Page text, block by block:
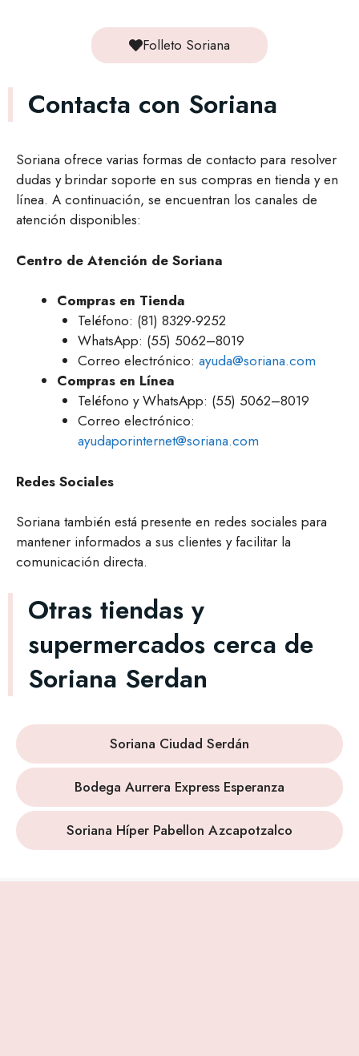
Folleto Soriana
Contacta con Soriana
Soriana ofrece varias formas de contacto para resolver
dudas y brindar soporte en sus compras en tienda y en
línea. A continuación, se encuentran los canales de
atención disponibles:
Centro de Atención de Soriana
Compras en Tienda
Teléfono: (81) 8329-9252
WhatsApp: (55) 5062–8019
Correo electrónico: ayuda@soriana.com
Compras en Línea
Teléfono y WhatsApp: (55) 5062–8019
Correo electrónico:
ayudaporinternet@soriana.com
Redes Sociales
Soriana también está presente en redes sociales para
mantener informados a sus clientes y facilitar la
comunicación directa.
Otras tiendas y
supermercados cerca de
Soriana Serdan
Soriana Ciudad Serdán
Bodega Aurrera Express Esperanza
Soriana Híper Pabellon Azcapotzalco